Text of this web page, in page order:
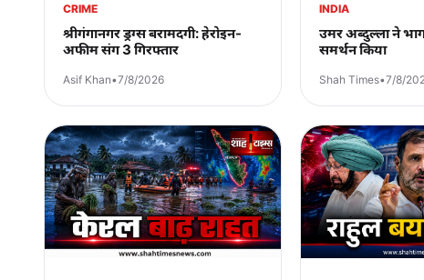
CRIME
श्रीगंगानगर ड्रग्स बरामदगी: हेरोइन-
अफीम संग 3 गिरफ्तार
Asif Khan•7/8/2026
INDIA
उमर अब्दुल्ला ने
समर्थन किया
Shah Times•7/8/